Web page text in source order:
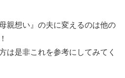
親想い』の夫に変えるのは他の
は是非これを参考にしてみてく